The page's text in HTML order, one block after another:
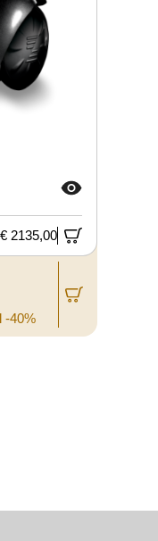
€ 2135,00
-40%